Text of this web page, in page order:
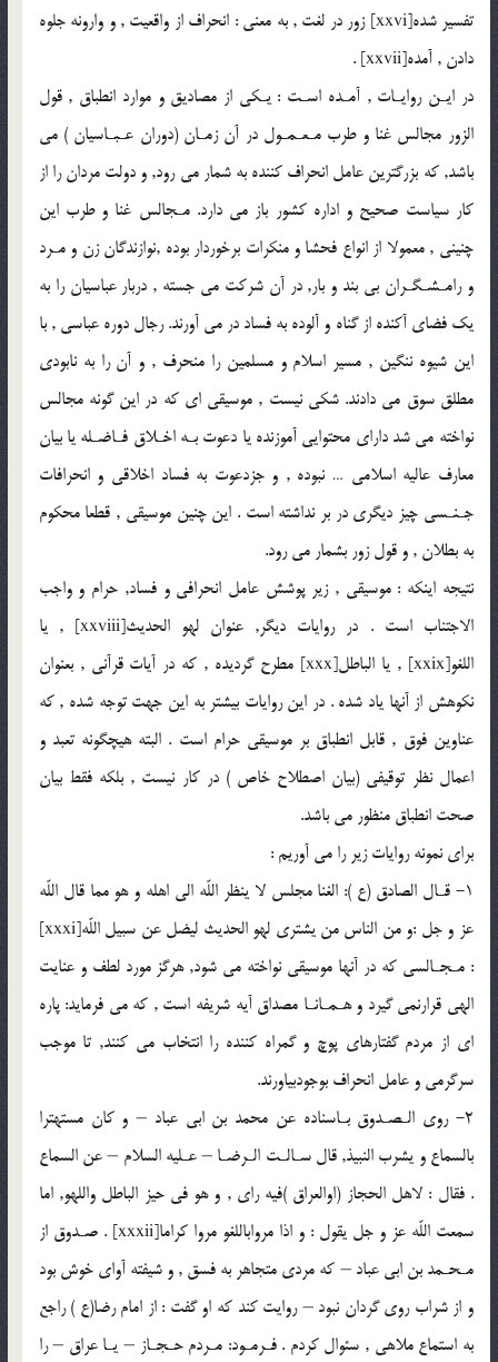
تفسير شده[xxvi] زور در لغت , به معنى : انحراف از واقعيت , و وارونه جلوه
دادن , آمده[xxvii] .
در ايـن روايـات , آمـده اسـت : يـكى از مصاديق و موارد انطباق , قول
الزور مجالس غنا و طرب مـعـمـول در آن زمـان (دوران عـبـاسيان ) مى
باشد, كه بزرگترين عامل انحراف كننده به شمار مى رود, و دولت مردان را از
كار سياست صحيح و اداره كشور باز مى دارد. مـجالس غنا و طرب اين
چنينى , معمولا از انواع فحشا و منكرات برخوردار بوده ,نوازندگان زن و مـرد
و رامـشـگـران بى بند و بار, در آن شركت مى جسته , دربار عباسيان را به
يك فضاى آكنده از گناه و آلوده به فساد در مى آورند. رجال دوره عباسى , با
اين شيوه ننگين , مسير اسلام و مسلمين را منحرف , و آن را به نابودى
مطلق سوق مى دادند. شكى نيست , موسيقى اى كه در اين گونه مجالس
نواخته مى شد داراى محتوايى آموزنده يا دعوت بـه اخـلاق فـاضـله يا بيان
معارف عاليه اسلامى … نبوده , و جزدعوت به فساد اخلاقى و انحرافات
جـنـسى چيز ديگرى در بر نداشته است . اين چنين موسيقى , قطعا محكوم
به بطلان , و قول زور بشمار مى رود.
نتيجه اينكه : موسيقى , زير پوشش عامل انحرافى و فساد, حرام و واجب
الاجتناب است . در روايات ديگر, عنوان لهو الحديث[xxviii] , يا
اللغو[xxix] , يا الباطل[xxx] مطرح گرديده , كه در آيات قرآنى , بعنوان
نكوهش از آنها ياد شده . در اين روايات بيشتر به اين جهت توجه شده , كه
عناوين فوق , قابل انطباق بر موسيقى حرام است . البته هيچگونه تعبد و
اعمال نظر توقيفى (بيان اصطلاح خاص ) در كار نيست , بلكه فقط بيان
صحت انطباق منظور مى باشد.
براى نمونه روايات زير را مى آوريم :
1- قـال الصادق (ع ): الغنا مجلس لا ينظر اللّه الى اهله و هو مما قال اللّه
عز و جل :و من الناس من يشترى لهو الحديث ليضل عن سبيل اللّه[xxxi]
: مـجـالسى كه در آنها موسيقى نواخته مى شود, هرگز مورد لطف و عنايت
الهى قرارنمى گيرد و هـمـانـا مصداق آيه شريفه است , كه مى فرمايد: پاره
اى از مردم گفتارهاى پوچ و گمراه كننده را انتخاب مى كنند, تا موجب
سرگرمى و عامل انحراف بوجودبياورند.
2- روى الـصـدوق بـاسناده عن محمد بن ابى عباد – و كان مستهترا
بالسماع و يشرب النبيذ, قال سـالـت الـرضـا – عـليه السلام – عن السماع
. فقال : لاهل الحجاز (اوالعراق )فيه راى , و هو فى حيز الباطل واللهو, اما
سمعت اللّه عز و جل يقول : و اذا مرواباللغو مروا كراما[xxxii] . صـدوق از
مـحـمد بن ابى عباد – كه مردى متجاهر به فسق , و شيفته آواى خوش بود
و از شراب روى گردان نبود – روايت كند كه او گفت : از امام رضا(ع ) راجع
به استماع ملاهى , سئوال كردم . فـرمـود: مـردم حـجـاز – يـا عراق – را